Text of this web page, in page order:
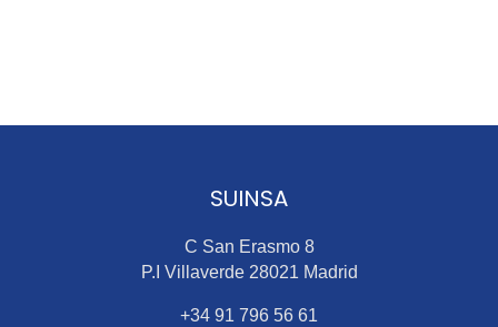
SUINSA
C San Erasmo 8
P.I Villaverde 28021 Madrid
+34 91 796 56 61